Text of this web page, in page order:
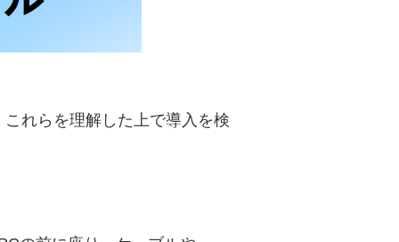
れらを理解した上で導入を検